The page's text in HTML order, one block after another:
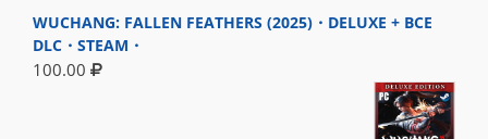
WUCHANG: FALLEN FEATHERS (2025)・DELUXE + ВСЕ
DLC・STEAM・
100.00